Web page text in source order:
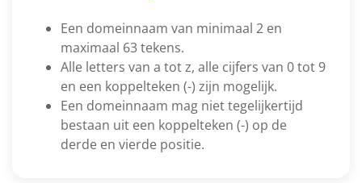
Een domeinnaam van minimaal 2 en
maximaal 63 tekens.
Alle letters van a tot z, alle cijfers van 0 tot 9
en een koppelteken (-) zijn mogelijk.
Een domeinnaam mag niet tegelijkertijd
bestaan uit een koppelteken (-) op de
derde en vierde positie.